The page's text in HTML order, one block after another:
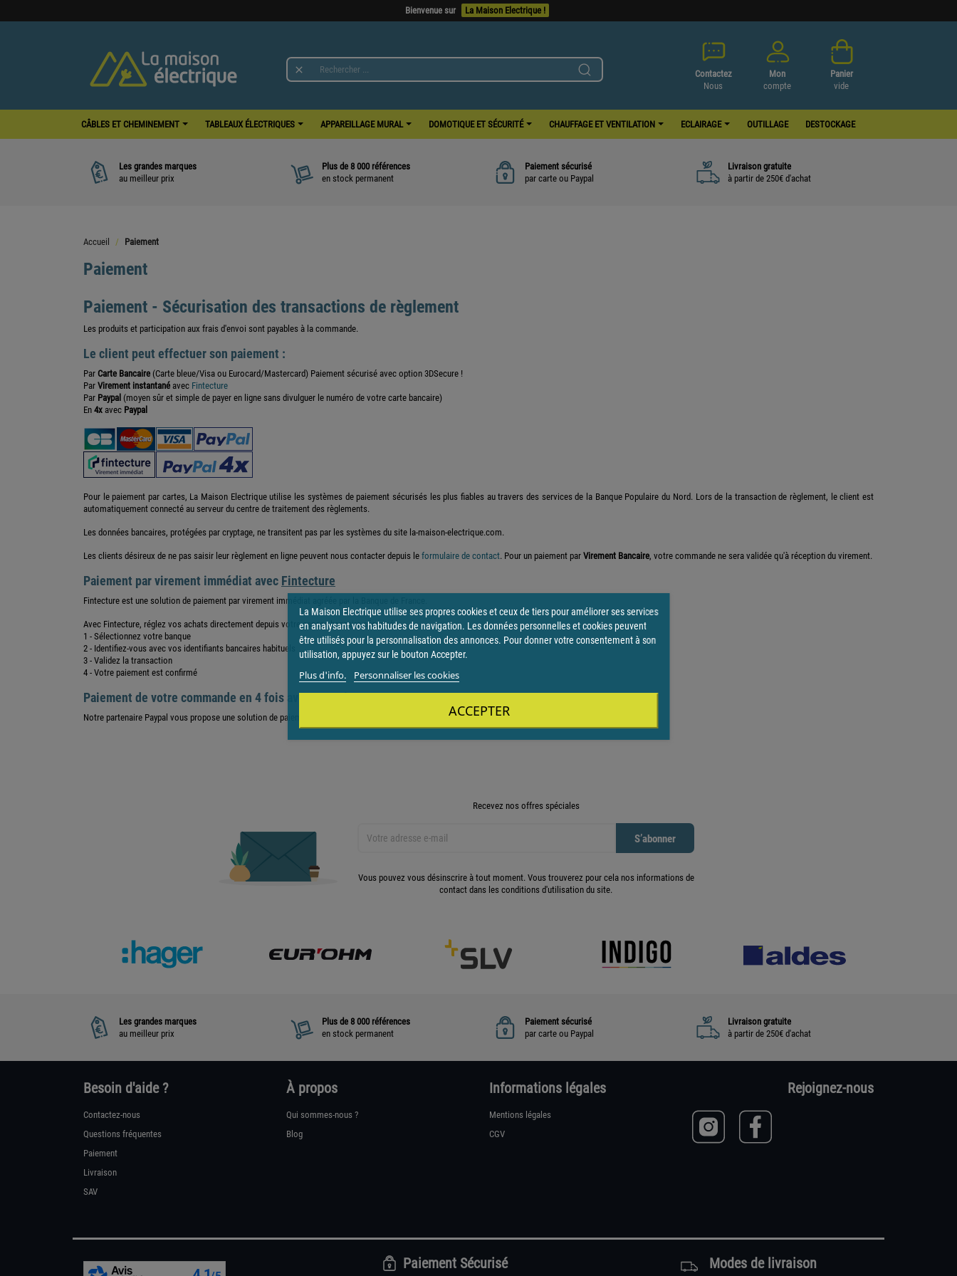
Bienvenue sur La Maison Electrique !

Contactez
Nous
Mon
compte
Panier
vide
CÂBLES ET CHEMINEMENT TABLEAUX ÉLECTRIQUES APPAREILLAGE MURAL DOMOTIQUE ET SÉCURITÉ CHAUFFAGE ET VENTILATION ECLAIRAGE OUTILLAGE DESTOCKAGE
Les grandes marques
au meilleur prix
Plus de 8 000 références
en stock permanent
Paiement sécurisé
par carte ou Paypal
Livraison gratuite
à partir de 250€ d'achat
Accueil Paiement
Paiement
Paiement - Sécurisation des transactions de règlement
Les produits et participation aux frais d'envoi sont payables à la commande.
Le client peut effectuer son paiement :
Par Carte Bancaire (Carte bleue/Visa ou Eurocard/Mastercard) Paiement sécurisé avec option 3DSecure !
Par Virement instantané avec Fintecture
Par Paypal (moyen sûr et simple de payer en ligne sans divulguer le numéro de votre carte bancaire)
En 4x avec Paypal
Pour le paiement par cartes, La Maison Electrique utilise les systèmes de paiement sécurisés les plus fiables au travers des services de la Banque Populaire du Nord. Lors de la transaction de règlement, le client est
automatiquement connecté au serveur du centre de traitement des règlements.
Les données bancaires, protégées par cryptage, ne transitent pas par les systèmes du site la-maison-electrique.com.
Les clients désireux de ne pas saisir leur règlement en ligne peuvent nous contacter depuis le formulaire de contact. Pour un paiement par Virement Bancaire, votre commande ne sera validée qu'à réception du virement.
Paiement par virement immédiat avec Fintecture
Fintecture est une solution de paiement par virement immédiat agréée par la Banque de France.
Avec Fintecture, réglez vos achats directement depuis votre espace bancaire sécurisé :
1 - Sélectionnez votre banque
2 - Identifiez-vous avec vos identifiants bancaires habituels
3 - Validez la transaction
4 - Votre paiement est confirmé
Paiement de votre commande en 4 fois avecPaypal
Notre partenaire Paypal vous propose une solution de paiement en 4x, qui permet de payer vos achats de 30€ à 2000€ en 4 fois.
Recevez nos offres spéciales
Vous pouvez vous désinscrire à tout moment. Vous trouverez pour cela nos informations de
contact dans les conditions d'utilisation du site.
Les grandes marques
au meilleur prix
Plus de 8 000 références
en stock permanent
Paiement sécurisé
par carte ou Paypal
Livraison gratuite
à partir de 250€ d'achat
Besoin d'aide ?
Contactez-nous
Questions fréquentes
Paiement
Livraison
SAV
À propos
Qui sommes-nous ?
Blog
Informations légales
Mentions légales
CGV
Rejoignez-nous
Paiement Sécurisé Modes de livraison
La Maison Electrique utilise ses propres cookies et ceux de tiers pour améliorer ses services
en analysant vos habitudes de navigation. Les données personnelles et cookies peuvent
être utilisés pour la personnalisation des annonces. Pour donner votre consentement à son
utilisation, appuyez sur le bouton Accepter.
Plus d'info. Personnaliser les cookies
ACCEPTER